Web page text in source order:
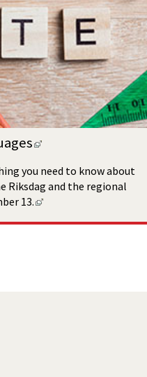
Länk till annan
you need to know about
Riksdag and the regional
13.
Länk till annan